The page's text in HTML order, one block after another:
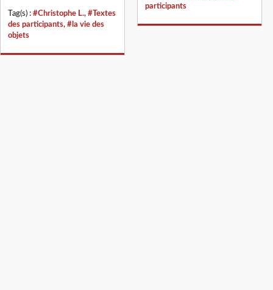
Tag(s) : #Christophe L., #Textes
des participants, #la vie des
objets
participants